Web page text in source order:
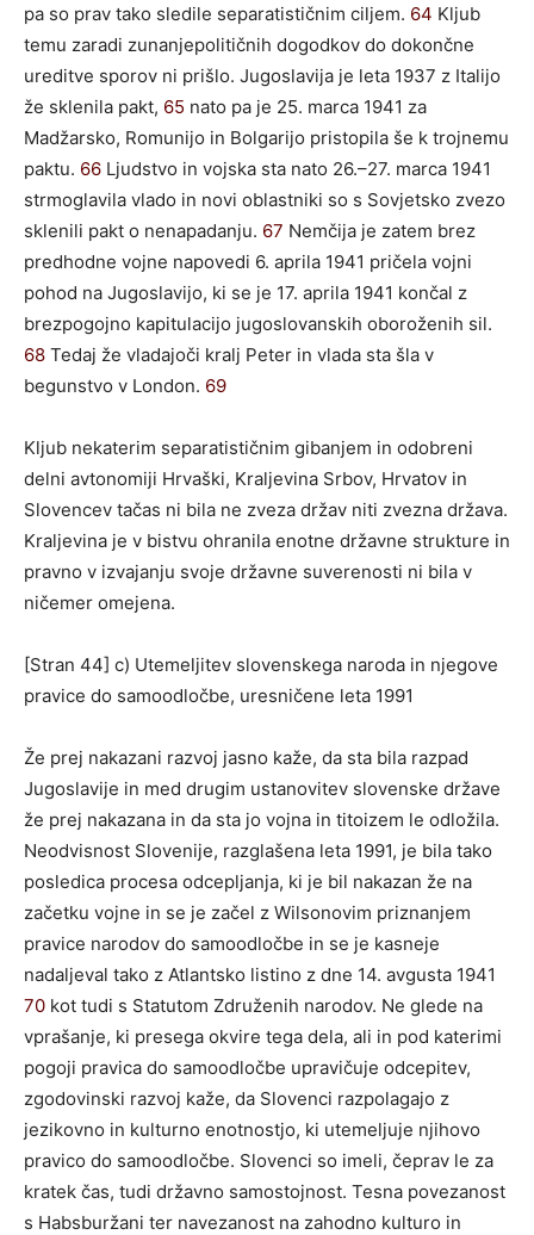
pa so prav tako sledile separatističnim ciljem. 64 Kljub
temu zaradi zunanjepolitičnih dogodkov do dokončne
ureditve sporov ni prišlo. Jugoslavija je leta 1937 z Italijo
že sklenila pakt, 65 nato pa je 25. marca 1941 za
Madžarsko, Romunijo in Bolgarijo pristopila še k trojnemu
paktu. 66 Ljudstvo in vojska sta nato 26.–27. marca 1941
strmoglavila vlado in novi oblastniki so s Sovjetsko zvezo
sklenili pakt o nenapadanju. 67 Nemčija je zatem brez
predhodne vojne napovedi 6. aprila 1941 pričela vojni
pohod na Jugoslavijo, ki se je 17. aprila 1941 končal z
brezpogojno kapitulacijo jugoslovanskih oboroženih sil.
68 Tedaj že vladajoči kralj Peter in vlada sta šla v
begunstvo v London. 69
Kljub nekaterim separatističnim gibanjem in odobreni
delni avtonomiji Hrvaški, Kraljevina Srbov, Hrvatov in
Slovencev tačas ni bila ne zveza držav niti zvezna država.
Kraljevina je v bistvu ohranila enotne državne strukture in
pravno v izvajanju svoje državne suverenosti ni bila v
ničemer omejena.
[Stran 44] c) Utemeljitev slovenskega naroda in njegove
pravice do samoodločbe, uresničene leta 1991
Že prej nakazani razvoj jasno kaže, da sta bila razpad
Jugoslavije in med drugim ustanovitev slovenske države
že prej nakazana in da sta jo vojna in titoizem le odložila.
Neodvisnost Slovenije, razglašena leta 1991, je bila tako
posledica procesa odcepljanja, ki je bil nakazan že na
začetku vojne in se je začel z Wilsonovim priznanjem
pravice narodov do samoodločbe in se je kasneje
nadaljeval tako z Atlantsko listino z dne 14. avgusta 1941
70 kot tudi s Statutom Združenih narodov. Ne glede na
vprašanje, ki presega okvire tega dela, ali in pod katerimi
pogoji pravica do samoodločbe upravičuje odcepitev,
zgodovinski razvoj kaže, da Slovenci razpolagajo z
jezikovno in kulturno enotnostjo, ki utemeljuje njihovo
pravico do samoodločbe. Slovenci so imeli, čeprav le za
kratek čas, tudi državno samostojnost. Tesna povezanost
s Habsburžani ter navezanost na zahodno kulturo in